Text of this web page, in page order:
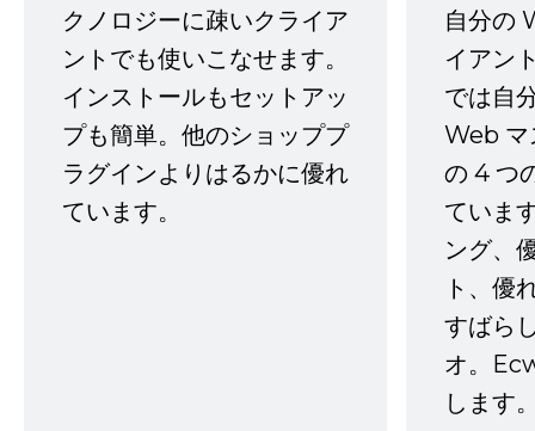
クノロジーに疎いクライア
ントでも使いこなせます。
インストールもセットアッ
プも簡単。他のショッププ
ラグインよりはるかに優れ
ています。
自分の
イアン
では自
Web マ
の 4 つ
ていま
ング、
ト、優
すばら
オ。
します